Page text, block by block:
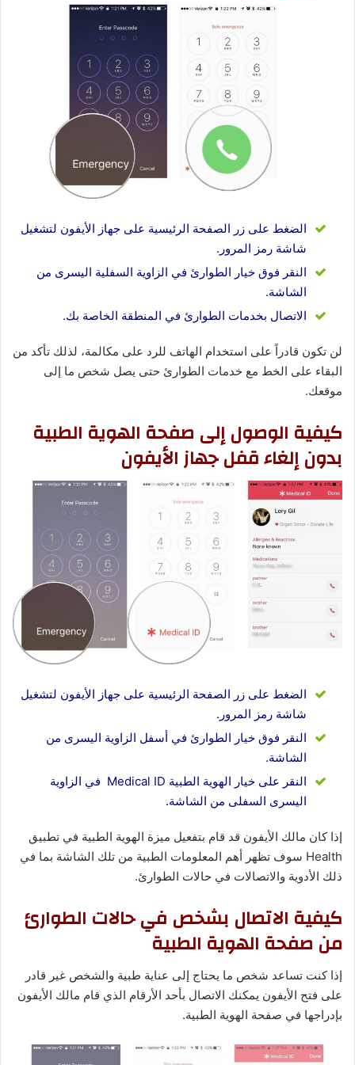
الضغط على زر الصفحة الرئيسية على جهاز الأيفون لتشغيل
شاشة رمز المرور.
النقر فوق خيار الطوارئ في الزاوية السفلية اليسرى من
الشاشة.
الاتصال بخدمات الطوارئ في المنطقة الخاصة بك.
لن تكون قادراً على استخدام الهاتف للرد على مكالمة، لذلك تأكد من
البقاء على الخط مع خدمات الطوارئ حتى يصل شخص ما إلى
موقعك.
كيفية الوصول إلى صفحة الهوية الطبية
بدون إلغاء قفل جهاز الأيفون
الضغط على زر الصفحة الرئيسية على جهاز الأيفون لتشغيل
شاشة رمز المرور.
النقر فوق خيار الطوارئ في أسفل الزاوية اليسرى من
الشاشة.
النقر على خيار الهوية الطبية Medical ID في الزاوية
اليسرى السفلى من الشاشة.
إذا كان مالك الأيفون قد قام بتفعيل ميزة الهوية الطبية في تطبيق
Health سوف تظهر أهم المعلومات الطبية من تلك الشاشة بما في
ذلك الأدوية والاتصالات في حالات الطوارئ.
كيفية الاتصال بشخص في حالات الطوارئ
من صفحة الهوية الطبية
إذا كنت تساعد شخص ما يحتاج إلى عناية طبية والشخص غير قادر
على فتح الأيفون يمكنك الاتصال بأحد الأرقام الذي قام مالك الأيفون
بإدراجها في صفحة الهوية الطبية.